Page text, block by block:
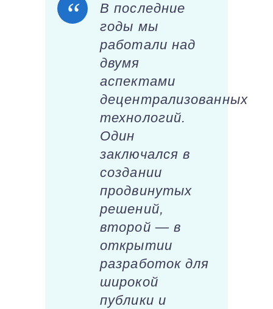
В последние
годы мы
работали над
двумя
аспектами
децентрализованных
технологий.
Один
заключался в
создании
продвинутых
решений,
второй — в
открытии
разработок для
широкой
публики и